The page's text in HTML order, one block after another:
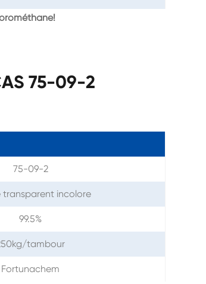
75-09-2
75-09-2
transparent incolore
99.5%
tambour
Fortunachem